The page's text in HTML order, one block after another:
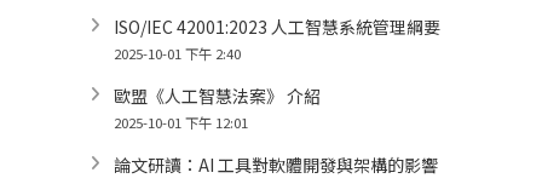
ISO/IEC 42001:2023 人工智慧系統管理綱要
2025-10-01 下午 2:40
歐盟《人工智慧法案》 介紹
2025-10-01 下午 12:01
論文研讀：AI 工具對軟體開發與架構的影響